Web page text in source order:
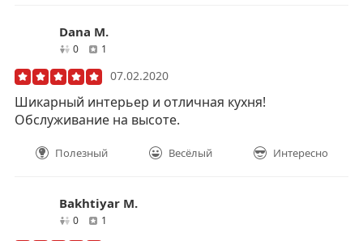
Dana M.
0друзей1
07.02.2020
Шикарный интерьер и отличная кухня!
Обслуживание на высоте.
Полезный Весёлый Интересно
Bakhtiyar M.
0друзей1